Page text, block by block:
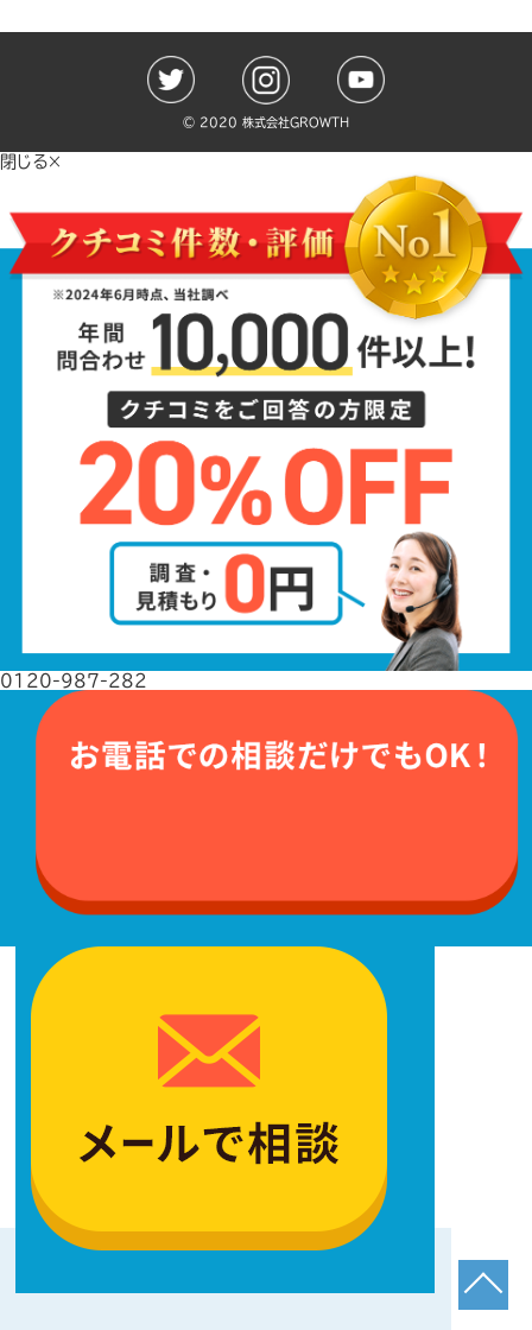
©️ 2020 株式会社GROWTH
閉じる×
0120-987-282